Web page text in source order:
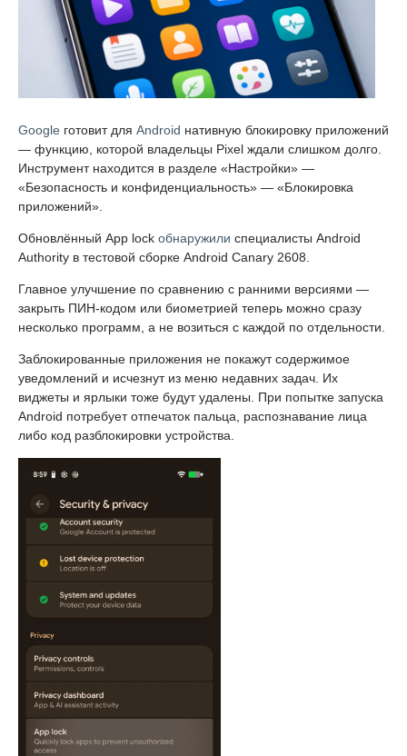
Google готовит для Android нативную блокировку приложений
— функцию, которой владельцы Pixel ждали слишком долго.
Инструмент находится в разделе «Настройки» —
«Безопасность и конфиденциальность» — «Блокировка
приложений».
Обновлённый App lock обнаружили специалисты Android
Authority в тестовой сборке Android Canary 2608.
Главное улучшение по сравнению с ранними версиями —
закрыть ПИН-кодом или биометрией теперь можно сразу
несколько программ, а не возиться с каждой по отдельности.
Заблокированные приложения не покажут содержимое
уведомлений и исчезнут из меню недавних задач. Их
виджеты и ярлыки тоже будут удалены. При попытке запуска
Android потребует отпечаток пальца, распознавание лица
либо код разблокировки устройства.